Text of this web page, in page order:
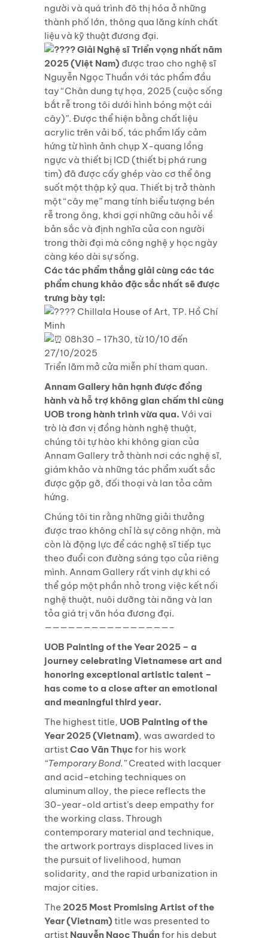
người và quá trình đô thị hóa ở những
thành phố lớn, thông qua lăng kính chất
liệu và kỹ thuật đương đại.
Giải Nghệ sĩ Triển vọng nhất năm
2025 (Việt Nam) được trao cho nghệ sĩ
Nguyễn Ngọc Thuần với tác phẩm đầu
tay “Chân dung tự họa, 2025 (cuộc sống
bắt rễ trong tôi dưới hình bóng một cái
cây)”. Được thể hiện bằng chất liệu
acrylic trên vải bố, tác phẩm lấy cảm
hứng từ hình ảnh chụp X-quang lồng
ngực và thiết bị ICD (thiết bị phá rung
tim) đã được cấy ghép vào cơ thể ông
suốt một thập kỷ qua. Thiết bị trở thành
một “cây mẹ” mang tính biểu tượng bén
rễ trong ông, khơi gợi những câu hỏi về
bản sắc và định nghĩa của con người
trong thời đại mà công nghệ y học ngày
càng kéo dài sự sống.
Các tác phẩm thắng giải cùng các tác
phẩm chung khảo đặc sắc nhất sẽ được
trưng bày tại:
Chillala House of Art, TP. Hồ Chí
Minh
08h30 – 17h30, từ 10/10 đến
27/10/2025
Triển lãm mở cửa miễn phí tham quan.
Annam Gallery hân hạnh được đồng
hành và hỗ trợ không gian chấm thi cùng
UOB trong hành trình vừa qua. Với vai
trò là đơn vị đồng hành nghệ thuật,
chúng tôi tự hào khi không gian của
Annam Gallery trở thành nơi các nghệ sĩ,
giám khảo và những tác phẩm xuất sắc
được gặp gỡ, đối thoại và lan tỏa cảm
hứng.
Chúng tôi tin rằng những giải thưởng
được trao không chỉ là sự công nhận, mà
còn là động lực để các nghệ sĩ tiếp tục
theo đuổi con đường sáng tạo của riêng
mình. Annam Gallery rất vinh dự khi có
thể góp một phần nhỏ trong việc kết nối
nghệ thuật, nuôi dưỡng tài năng và lan
tỏa giá trị văn hóa đương đại.
————————————————–
UOB Painting of the Year 2025 – a
journey celebrating Vietnamese art and
honoring exceptional artistic talent –
has come to a close after an emotional
and meaningful third year.
The highest title, UOB Painting of the
Year 2025 (Vietnam), was awarded to
artistCao Văn Thụcfor his work
“Temporary Bond.”Created with lacquer
and acid–etching techniques on
aluminum alloy, the piece reflects the
30-year-old artist’s deep empathy for
the working class. Through
contemporary material and technique,
the artwork portrays displaced lives in
the pursuit of livelihood, human
solidarity, and the rapid urbanization in
major cities.
The 2025 Most Promising Artist of the
Year (Vietnam)title was presented to
artist Nguyễn Ngọc Thuần for his debut